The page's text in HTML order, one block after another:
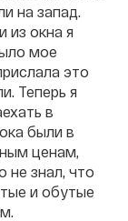
на запад.
из окна я
мое
это
Теперь я
в
были в
ценам,
не знал, что
и обутые